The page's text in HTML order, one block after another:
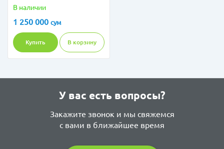
В наличии
1 250 000 сум
Купить В корзину
У вас есть вопросы?
Закажите звонок и мы свяжемся
с вами в ближайшее время